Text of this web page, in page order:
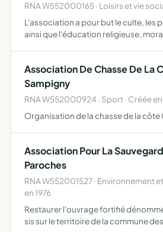
RNA W552000165 · Loisirs et vie
L'association a pour but le culte, les
ainsi que l'éducation religieuse,
Association De Chasse De La
Sampigny
RNA W552000924 · Sport · Créée
Organisation de la chasse de la côte
Association Pour La
Paroches
RNA W552001527 · Environnement
en 1976
Restaurer l'ouvrage fortifié
sis sur le territoire de la commune